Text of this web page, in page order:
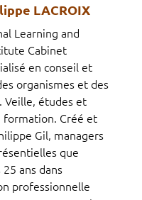
LACROIX
Learning and
Cabinet
en conseil et
organismes et des
Veille, études et
formation. Créé et
Gil, managers
que
ans dans
professionnelle